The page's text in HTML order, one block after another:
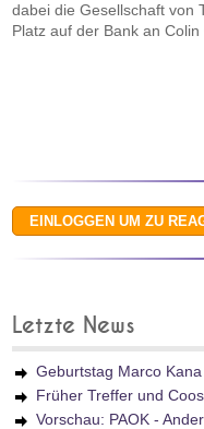
dabei die Gesellschaft von
Platz auf der Bank an
Letzte News
Geburtstag Marco Kana
Früher Treffer und
Vorschau: PAOK -